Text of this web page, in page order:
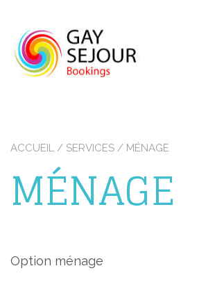
content
ACCUEIL / SERVICES / MÉNAGE
MÉNAGE
Option ménage